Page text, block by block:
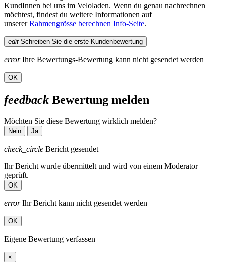
KundInnen bei uns im Veloladen. Wenn du genau nachrechnen
möchtest, findest du weitere Informationen auf
unsererRahmengrösse berechnen Info-Seite.
edit Schreiben Sie die erste Kundenbewertung
errorIhre Bewertungs-Bewertung kann nicht gesendet werden
OK
feedback Bewertung melden
Möchten Sie diese Bewertung wirklich melden?
Nein Ja
check_circle Bericht gesendet
Ihr Bericht wurde übermittelt und wird von einem Moderator
geprüft.
OK
errorIhr Bericht kann nicht gesendet werden
OK
Eigene Bewertung verfassen
×